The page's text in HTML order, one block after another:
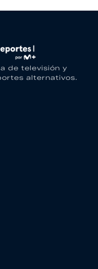
de televisión y
alternativos.